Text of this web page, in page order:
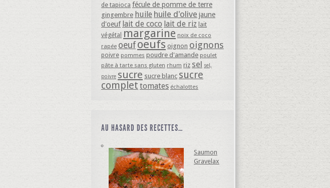
de tapioca fécule de pomme de terre
gingembre huile huile d'olive jaune
d'oeuf lait de coco lait de riz lait
végétal margarine noix de coco
rapée oeuf oeufs oignon oignons
poivre pommes poudre d'amande poulet
pâte à tarte sans gluten rhum riz sel sel,
poivre sucre sucre blanc sucre
complet tomates échalottes
AU HASARD DES RECETTES…
Saumon
Gravelax